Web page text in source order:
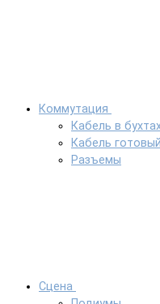
Коммутация
Кабель в
Кабель готовый
Разъемы
Сцена